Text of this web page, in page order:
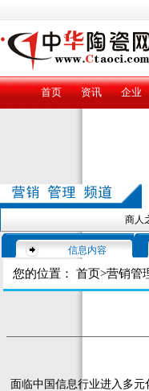
首页 资讯 企业
商人
信息内容
您的位置： 首页>营销管
面临中国信息行业进入多